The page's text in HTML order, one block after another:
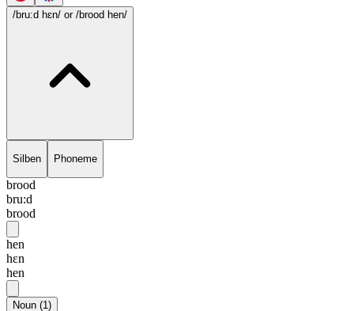
/bru:d hɛn/ or /brood hen/
Silben Phoneme
brood
bru:d
brood
hen
hɛn
hen
Noun (1)